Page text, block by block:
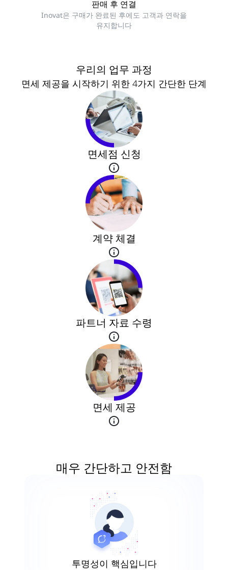
판매 후 연결
Inovat은 구매가 완료된 후에도 고객과 연락을
유지합니다
우리의 업무 과정
면세 제공을 시작하기 위한 4가지 간단한 단계
면세점 신청
계약 체결
파트너 자료 수령
면세 제공
매우 간단하고 안전함
투명성이 핵심입니다